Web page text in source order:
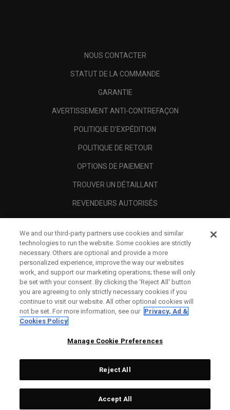
NOUS CONTACTER
STATUT DE LA COMMANDE
GARANTIE
AVERTISSEMENT ANTI-CONTREFAÇON
POLITIQUE D'EXPÉDITION
POLITIQUE DE RETOUR
OPTIONS DE PAIEMENT
TROUVER UN DÉTAILLANT
REVENDEURS AUTORISÉS
A PROPOS
MENTIONS LÉGALES
Topgolf Callaway Brands.
All rights reserved.
We and our third-party partners use cookies and similar
technologies to run the website. Some cookies are strictly
necessary. Others are optional and provide a more
personalized experience, improve the way our websites
work, and support our marketing operations; these will only
be set with your consent. By clicking the ‘Reject All' button
you are agreeing to only strictly necessary cookies if you
continue to visit our website. All other optional cookies will
not be set. For more information, see our Privacy, Ad &
Cookies Policy
Manage Cookie Preferences
Reject All
Accept All